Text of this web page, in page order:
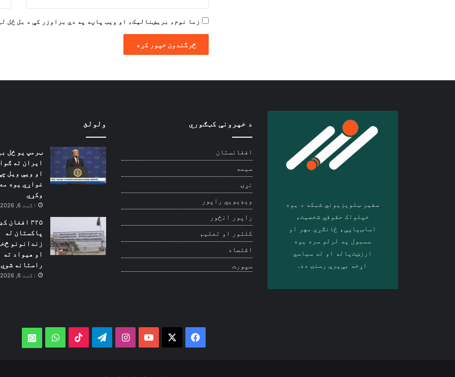
زما نوم، بریښنالیک، او ویب پاڼه په دې براوزر کې د بل ځل
سفیر ټلوېزیوني شبکه د‎ یوه
خپلواک حقوقي شخصیت،
اساس‌پاڼې، ځانګړي مهر او
سمبول په لرلو سره ‎یوه
ارزښت‌پاله او ‎له سیاسي
اړخه بې‌پرې رسنۍ ده.
د خپرونې کټګوري
افغانستان
سیمه
نړۍ
ویډیويي راپور
راپور انځور
کلتور او تعلیم
اقتصاد
سپورت
ولولئ
ټرمپ یو ځل
ایران ته
او ویې ویل
غواړي یوه
وکړي
اگست 6, 2026
۳۲۵ افغان
پاکستان له
زندانونو
او هیواد ته
راستانه شوي
اگست 6, 2026
Facebook
YouTube
Instagram
Telegram
TikTok
WhatsApp